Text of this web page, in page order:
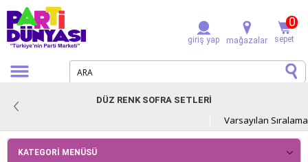
giriş yap mağazalar sepet
0
DÜZ RENK SOFRA SETLERİ
KATEGORI MENÜSÜ